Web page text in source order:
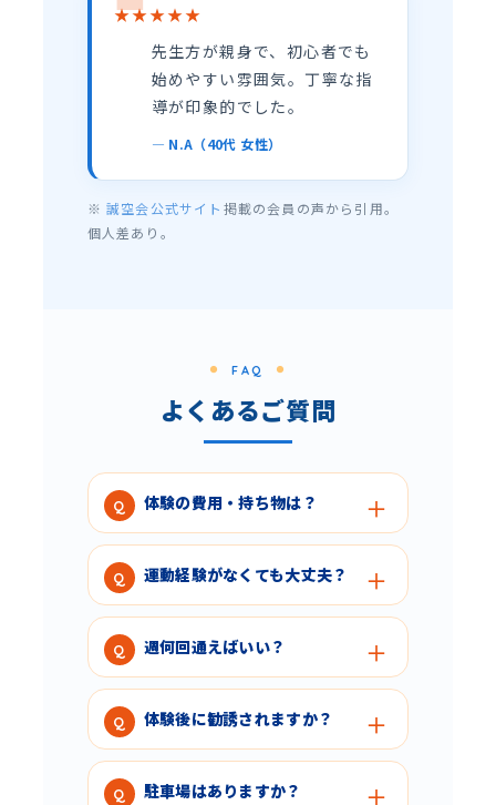
★★★★★
先生方が親身で、初心者でも
始めやすい雰囲気。丁寧な指
導が印象的でした。
— N.A（40代 女性）
※ 誠空会公式サイト 掲載の会員の声から引用。
個人差あり。
FAQ
よくあるご質問
体験の費用・持ち物は？
運動経験がなくても大丈夫？
週何回通えばいい？
体験後に勧誘されますか？
駐車場はありますか？